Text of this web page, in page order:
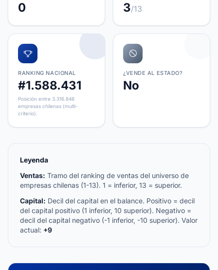
0 3/13
RANKING NACIONAL
#1.588.431
Posición entre 3.316.848
empresas chilenas (multi-
criterio).
¿VENDE AL ESTADO?
No
Leyenda
Ventas: Tramo del ranking de ventas del universo de
empresas chilenas (1-13). 1 = inferior, 13 = superior.
Capital: Decil del capital en el balance. Positivo = decil
del capital positivo (1 inferior, 10 superior). Negativo =
decil del capital negativo (-1 inferior, -10 superior). Valor
actual: +9